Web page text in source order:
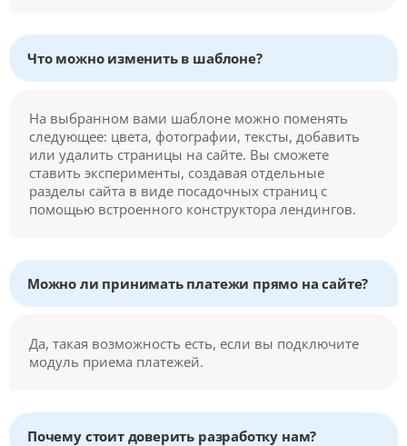
Что можно изменить в шаблоне?
На выбранном вами шаблоне можно поменять
следующее: цвета, фотографии, тексты, добавить
или удалить страницы на сайте. Вы сможете
ставить эксперименты, создавая отдельные
разделы сайта в виде посадочных страниц с
помощью встроенного конструктора лендингов.
Можно ли принимать платежи прямо на сайте?
Да, такая возможность есть, если вы подключите
модуль приема платежей.
Почему стоит доверить разработку нам?